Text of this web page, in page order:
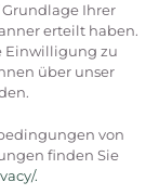
Ihrer
erteilt haben.
Einwilligung zu
über unser
von
finden Sie
.